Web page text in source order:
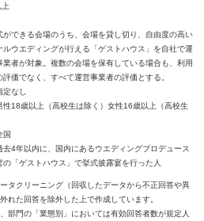
ができる会場のうち、会場を貸し切り、自由度の高い
ルウエディングが行える「ゲストハウス」を自社で運
業者が対象。複数の会場を保有している場合も、利用
評価でなく、すべて運営事業者の評価とする。
なし
性18歳以上（高校生は除く）女性16歳以上（高校生
国
去4年以内に、国内にあるウエディングプロデュース
の「ゲストハウス」で挙式披露宴を行った人
タクリーニング（回収したデータから不正回答や異
れた回答を除外した上で作成しています。
部門の「業態別」においては有効回答者数が規定人